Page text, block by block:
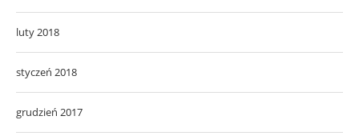
luty 2018
styczeń 2018
grudzień 2017